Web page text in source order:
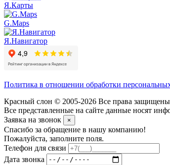
Я.Карты
G.Maps
Я.Навигатор
Политика в отношении обработки
Красный слон © 2005-2026 Все права
Все представленные на сайте данные носят
Заявка на звонок
×
Спасибо за обращение в нашу компанию!
Пожалуйста, заполните поля.
Телефон для связи
Дата звонка